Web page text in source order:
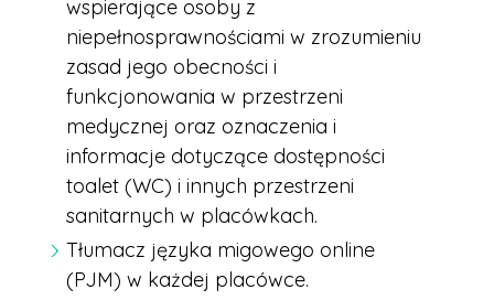
wspierające osoby z
niepełnosprawnościami w zrozumieniu
zasad jego obecności i
funkcjonowania w przestrzeni
medycznej oraz oznaczenia i
informacje dotyczące dostępności
toalet (WC) i innych przestrzeni
sanitarnych w placówkach.
Tłumacz języka migowego online
(PJM) w każdej placówce.